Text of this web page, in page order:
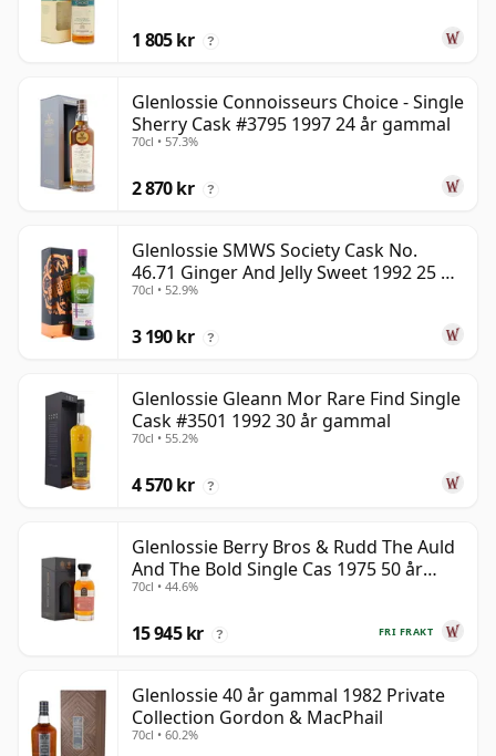
1 805 kr ?
Glenlossie Connoisseurs Choice - Single
Sherry Cask #3795 1997 24 år gammal
70cl • 57.3%
2 870 kr ?
Glenlossie SMWS Society Cask No.
46.71 Ginger And Jelly Sweet 1992 25 år
gammal
70cl • 52.9%
3 190 kr ?
Glenlossie Gleann Mor Rare Find Single
Cask #3501 1992 30 år gammal
70cl • 55.2%
4 570 kr ?
Glenlossie Berry Bros & Rudd The Auld
And The Bold Single Cas 1975 50 år
gammal
70cl • 44.6%
FRI FRAKT
15 945 kr ?
Glenlossie 40 år gammal 1982 Private
Collection Gordon & MacPhail
70cl • 60.2%